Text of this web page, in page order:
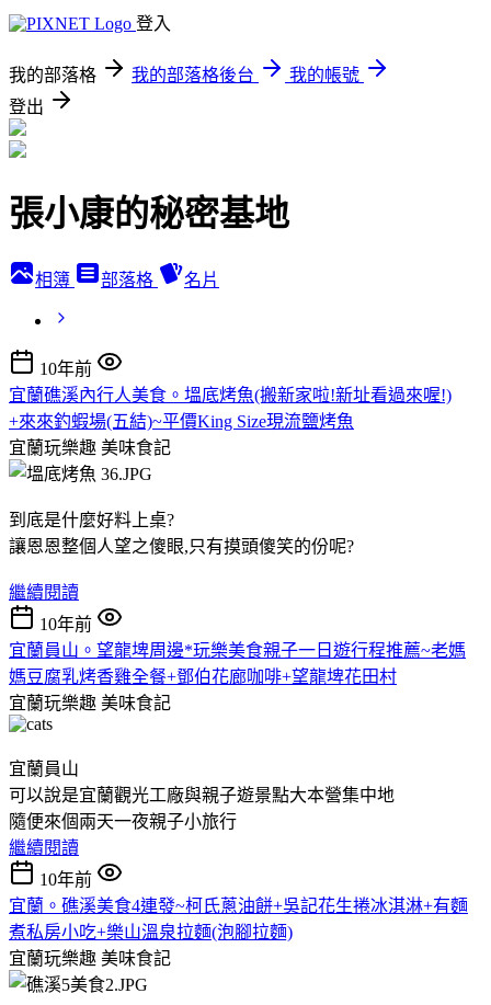
登入
我的部落格 我的部落格後台
我的帳號
登出
張小康的秘密基地
相簿 部落格 名片
10年前
宜蘭礁溪內行人美食。塭底烤魚(搬新家啦!新址看過來喔!)
+來來釣蝦場(五結)~平價King Size現流鹽烤魚
宜蘭玩樂趣 美味食記
到底是什麼好料上桌?
讓恩恩整個人望之傻眼,只有摸頭傻笑的份呢?
繼續閱讀
10年前
宜蘭員山。望龍埤周邊*玩樂美食親子一日遊行程推薦~老媽
媽豆腐乳烤香雞全餐+鄧伯花廊咖啡+望龍埤花田村
宜蘭玩樂趣 美味食記
宜蘭員山
可以說是宜蘭觀光工廠與親子遊景點大本營集中地
隨便來個兩天一夜親子小旅行
繼續閱讀
10年前
宜蘭。礁溪美食4連發~柯氏蔥油餅+吳記花生捲冰淇淋+有麵
煮私房小吃+樂山溫泉拉麵(泡腳拉麵)
宜蘭玩樂趣 美味食記